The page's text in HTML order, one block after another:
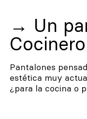
→ Un
Pantalones
estética muy
¿para la cocina o